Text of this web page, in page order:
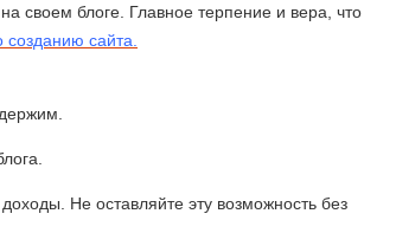
своем блоге. Главное терпение и вера, что
сайта.
Не оставляйте эту возможность без